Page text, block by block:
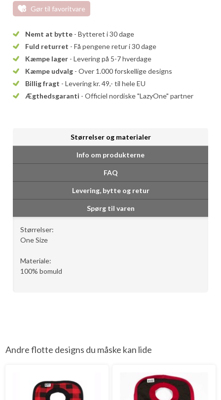
Gør til favoritvare
Nemt at bytte - Bytteret i 30 dage
Fuld returret - Få pengene retur i 30 dage
Kæmpe lager - Levering på 5-7 hverdage
Kæmpe udvalg - Over 1.000 forskellige designs
Billig fragt - Levering kr. 49,- til hele EU
Ægthedsgaranti - Officiel nordiske "LazyOne" partner
Størrelser og materialer
Info om produkterne
FAQ
Levering, bytte og retur
Spørg til varen
Størrelser:
One Size
Materiale:
100% bomuld
Andre flotte designs du måske kan lide